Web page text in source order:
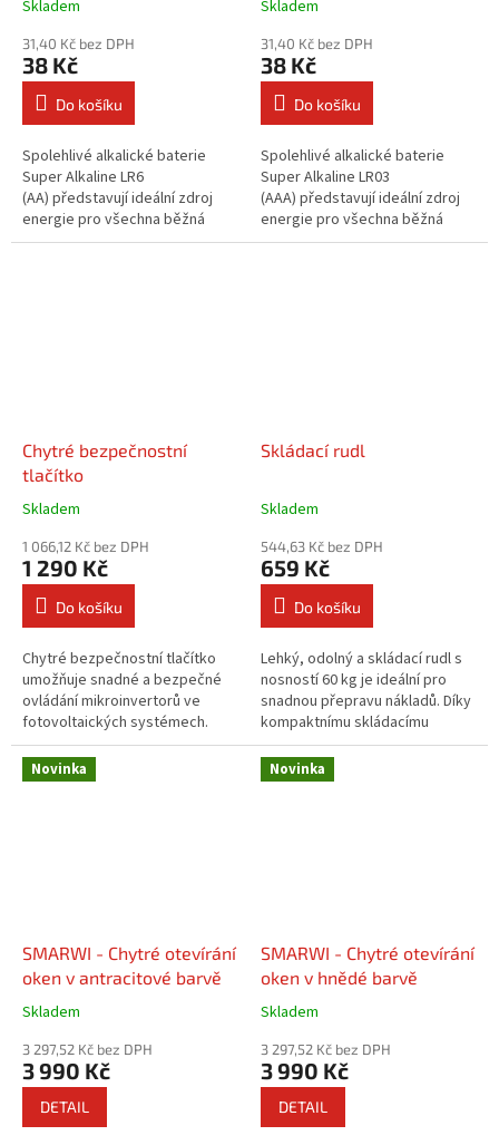
Skladem
31,40 Kč bez DPH
38 Kč
Do košíku
Spolehlivé alkalické baterie
Super Alkaline LR6
(AA) představují ideální zdroj
energie pro všechna běžná
zařízení v domácnosti i
Skladem
31,40 Kč bez DPH
38 Kč
Do košíku
Spolehlivé alkalické baterie
Super Alkaline LR03
(AAA) představují ideální zdroj
energie pro všechna běžná
zařízení v domácnosti i
Chytré bezpečnostní
tlačítko
Skladem
1 066,12 Kč bez DPH
1 290 Kč
Do košíku
Chytré bezpečnostní tlačítko
umožňuje snadné a bezpečné
ovládání mikroinvertorů ve
fotovoltaických systémech.
Nabízí funkci STOP, smart
konektivitu (Wi-Fi, Bluetooth,
Matter,...
Skládací rudl
Skladem
544,63 Kč bez DPH
659 Kč
Do košíku
Lehký, odolný a skládací rudl s
nosností 60 kg je ideální pro
snadnou přepravu nákladů. Díky
kompaktnímu skládacímu
designu se snadno skladuje i
přenáší.
Novinka
SMARWI - Chytré otevírání
oken v antracitové barvě
Skladem
3 297,52 Kč bez DPH
3 990 Kč
DETAIL
Novinka
SMARWI - Chytré otevírání
oken v hnědé barvě
Skladem
3 297,52 Kč bez DPH
3 990 Kč
DETAIL